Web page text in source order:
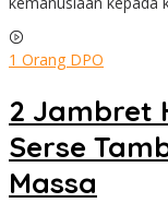
1 Orang DPO
2 Jambret
Serse
Massa